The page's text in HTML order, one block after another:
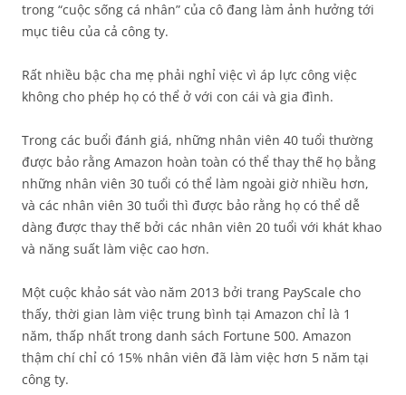
trong “cuộc sống cá nhân” của cô đang làm ảnh hưởng tới
mục tiêu của cả công ty.
Rất nhiều bậc cha mẹ phải nghỉ việc vì áp lực công việc
không cho phép họ có thể ở với con cái và gia đình.
Trong các buổi đánh giá, những nhân viên 40 tuổi thường
được bảo rằng Amazon hoàn toàn có thể thay thế họ bằng
những nhân viên 30 tuổi có thể làm ngoài giờ nhiều hơn,
và các nhân viên 30 tuổi thì được bảo rằng họ có thể dễ
dàng được thay thế bởi các nhân viên 20 tuổi với khát khao
và năng suất làm việc cao hơn.
Một cuộc khảo sát vào năm 2013 bởi trang PayScale cho
thấy, thời gian làm việc trung bình tại Amazon chỉ là 1
năm, thấp nhất trong danh sách Fortune 500. Amazon
thậm chí chỉ có 15% nhân viên đã làm việc hơn 5 năm tại
công ty.